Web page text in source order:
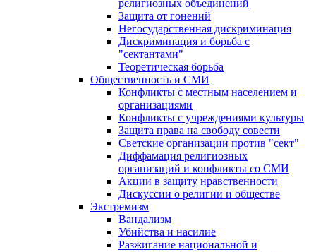
религиозных объединений
Защита от гонений
Негосударственная дискриминация
Дискриминация и борьба с
"сектантами"
Теоретическая борьба
Общественность и СМИ
Конфликты с местным населением и
организациями
Конфликты с учреждениями культуры
Защита права на свободу совести
Светские организации против "сект"
Диффамация религиозных
организаций и конфликты со СМИ
Акции в защиту нравственности
Дискуссии о религии и обществе
Экстремизм
Вандализм
Убийства и насилие
Разжигание национальной и